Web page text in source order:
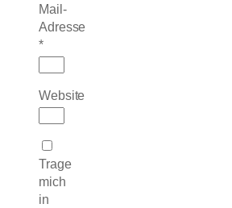
Mail-
Adresse
*
Website
Trage
mich
in